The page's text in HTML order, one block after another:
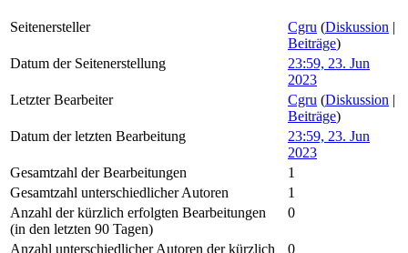
Seitenersteller Cgru (Diskussion |
Beiträge)
Datum der Seitenerstellung
23:59, 23. Jun
2023
Letzter Bearbeiter
Cgru (Diskussion |
Beiträge)
Datum der letzten Bearbeitung
23:59, 23. Jun
2023
Gesamtzahl der Bearbeitungen
1
Gesamtzahl unterschiedlicher Autoren
1
Anzahl der kürzlich erfolgten Bearbeitungen
(in den letzten 90 Tagen)
0
Anzahl unterschiedlicher Autoren der kürzlich 0